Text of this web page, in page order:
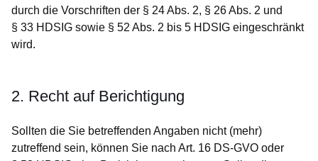
durch die Vorschriften der § 24 Abs. 2, § 26 Abs. 2 und
§ 33 HDSIG sowie § 52 Abs. 2 bis 5 HDSIG eingeschränkt
wird.
2. Recht auf Berichtigung
Sollten die Sie betreffenden Angaben nicht (mehr)
zutreffend sein, können Sie nach Art. 16 DS-GVO oder